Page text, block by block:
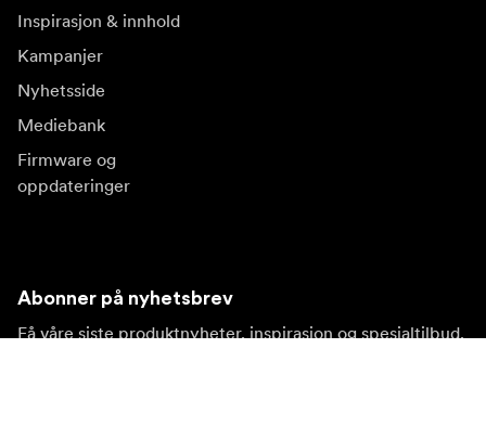
Inspirasjon & innhold
Kampanjer
Nyhetsside
Mediebank
Firmware og
oppdateringer
Abonner på nyhetsbrev
Få våre siste produktnyheter, inspirasjon og spesialtilbud.